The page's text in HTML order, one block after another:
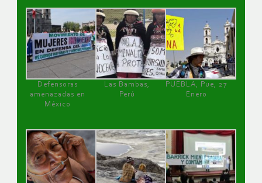
Defensoras
amenazadas en
México
Las Bambas,
Perú
PUEBLA, Pue, 27
Enero